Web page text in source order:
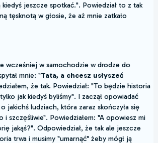
kiedyś jeszcze spotkać.". Powiedział to z tak
tęsknotą w głosie, że aż mnie zatkało
wcześniej w samochodzie w drodze do
mnie: "Tata, a chcesz usłyszeć
że tak. Powiedział: "To będzie historia
jak kiedyś byliśmy". I zaczął opowiadać
jakichś ludziach, która zaraz skończyła się
i szczęśliwie". Powiedziałem: "A opowiesz mi
jakąś?". Odpowiedział, że tak ale jeszcze
trwa i musimy "umarnąć" żeby mógł ją